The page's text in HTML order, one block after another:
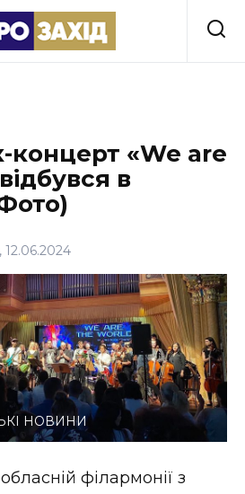
«We are
в
12.06.2024
НОВИНИ
філармонії з